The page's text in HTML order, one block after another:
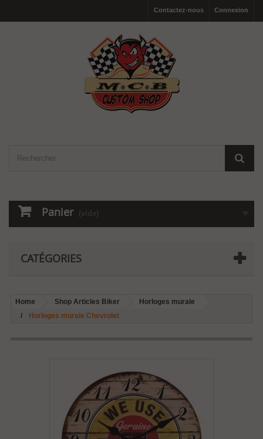
Connexion
Contactez-nous
Panier (vide)
CATÉGORIES
Home Shop Articles Biker
Horloges murale
Horloges murale Chevrolet